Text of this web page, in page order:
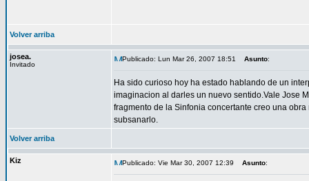
Volver arriba
josea.
Invitado
Publicado: Lun Mar 26, 2007 18:51 Asunto:
Ha sido curioso hoy ha estado hablando de un
imaginacion al darles un nuevo sentido.Vale Jose
fragmento de la Sinfonia concertante creo una
subsanarlo.
Volver arriba
Kiz Publicado: Vie Mar 30, 2007 12:39 Asunto: